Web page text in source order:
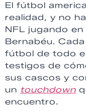
El fútbol
realidad, y no
NFL jugando
Bernabéu.
fútbol de todo
testigos de
sus cascos y
un touchdown
encuentro.